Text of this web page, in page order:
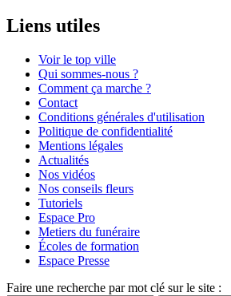
Liens utiles
Voir le top ville
Qui sommes-nous ?
Comment ça marche ?
Contact
Conditions générales d'utilisation
Politique de confidentialité
Mentions légales
Actualités
Nos vidéos
Nos conseils fleurs
Tutoriels
Espace Pro
Metiers du funéraire
Écoles de formation
Espace Presse
Faire une recherche par mot clé sur le site :